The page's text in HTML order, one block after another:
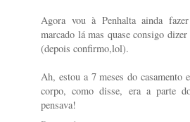
Agora vou à Penhalta ainda
marcado lá mas quase consigo
(depois confirmo,lol).
Ah, estou a 7 meses do casamento
corpo, como disse, era a parte
pensava!